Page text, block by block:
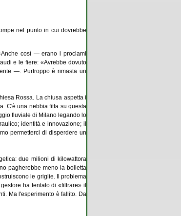
nel punto in cui dovrebbe
così — erano i proclami
e le fiere: «Avrebbe dovuto
—. Purtroppo è rimasta un
Rossa. La chiusa aspetta i
C'è una nebbia fitta su questa
fluviale di Milano legando lo
identità e innovazione; il
permetterci di disperdere un
due milioni di kilowattora
pagherebbe meno la bolletta
le griglie. Il problema
ha tentato di «filtrare» il
Ma l'esperimento è fallito. Da